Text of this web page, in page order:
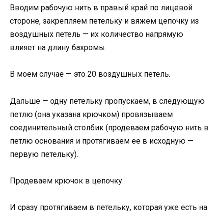
Вводим рабочую нить в правый край по лицевой
стороне, закрепляем петельку и вяжем цепочку из
воздушных петель — их количество напрямую
влияет на длину бахромы.
В моем случае — это 20 воздушных петель.
Дальше — одну петельку пропускаем, в следующую
петлю (она указана крючком) провязываем
соединительный столбик (продеваем рабочую нить в
петлю основания и протягиваем ее в исходную —
первую петельку).
Продеваем крючок в цепочку.
И сразу протягиваем в петельку, которая уже есть на